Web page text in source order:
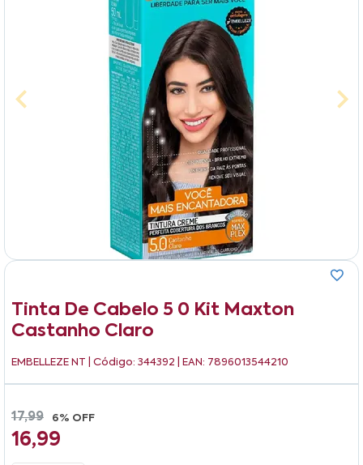
Tinta De Cabelo 5 0 Kit Maxton
Castanho Claro
EMBELLEZE NT | Código: 344392 | EAN: 7896013544210
17,99 6% OFF
16,99